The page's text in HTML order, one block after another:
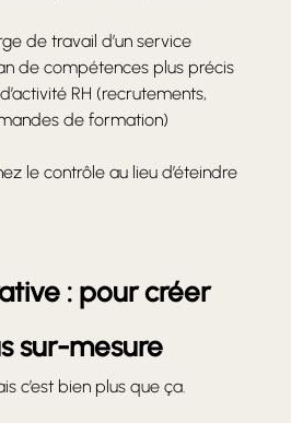
de travail d’un service
de compétences plus précis
RH (recrutements,
de formation)
le contrôle au lieu d’éteindre
: pour créer
sur-mesure
c’est bien plus que ça.